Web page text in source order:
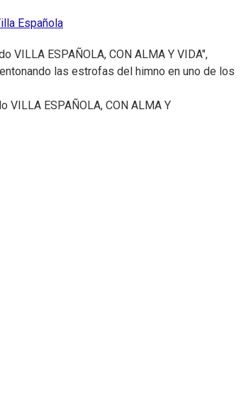
Española
VILLA ESPAÑOLA, CON ALMA Y VIDA",
las estrofas del himno en uno de los
VILLA ESPAÑOLA, CON ALMA Y